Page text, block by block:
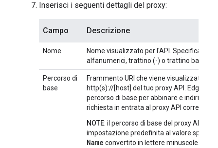
Inserisci i seguenti dettagli del proxy:
Campo Descrizione
Nome
Nome visualizzato per l'API. Specifica
alfanumerici, trattino (-) o trattino basso
Percorso di
base
Frammento URI che viene visualizzato
http(s)://[host] del tuo proxy API. Edge
percorso di base per abbinare e
richiesta in entrata al proxy API corretto.
NOTE: il percorso di base del proxy API
impostazione predefinita al valore
Name convertito in lettere minuscole.